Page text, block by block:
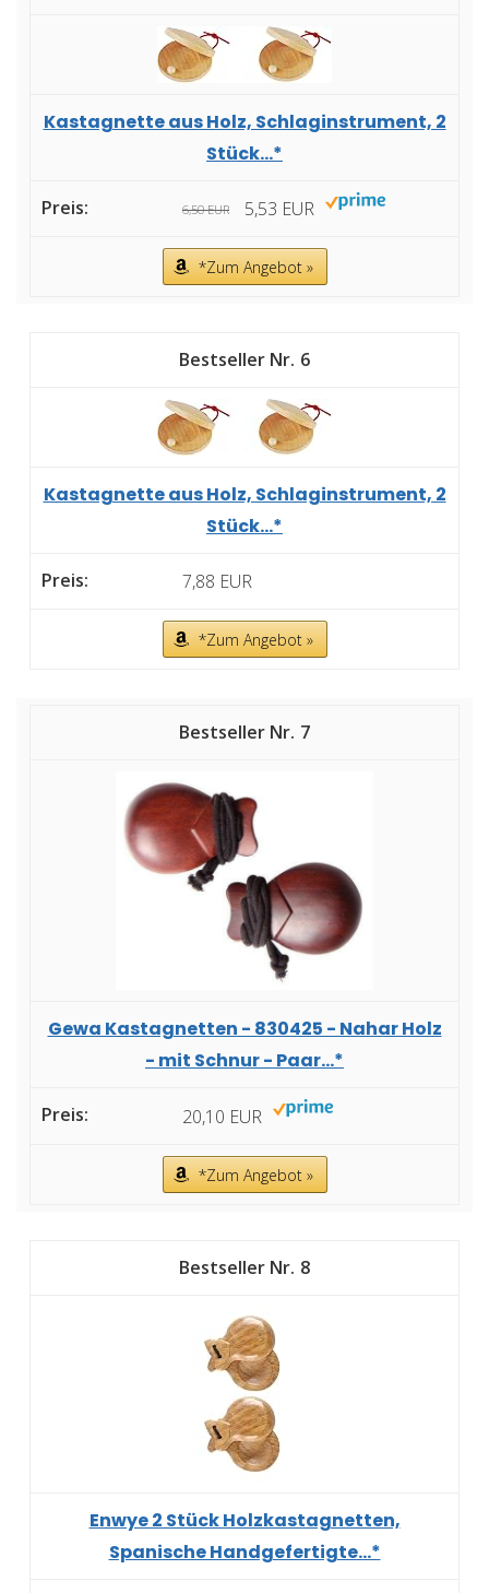
Kastagnette aus Holz, Schlaginstrument, 2
Stück...*
6,50 EUR 5,53 EUR
*Zum Angebot »
6
Kastagnette aus Holz, Schlaginstrument, 2
Stück...*
7,88 EUR
*Zum Angebot »
7
Gewa Kastagnetten - 830425 - Nahar Holz
- mit Schnur - Paar...*
20,10 EUR
*Zum Angebot »
8
Enwye 2 Stück Holzkastagnetten,
Spanische Handgefertigte...*